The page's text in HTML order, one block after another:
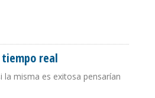
real
la misma es exitosa pensarían